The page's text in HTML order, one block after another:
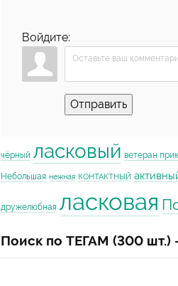
Войдите:
Отправить
чёрный ласковый ветеран
Небольшая нежная КОНТАКТНЫЙ
дружелюбная ласковая
Поиск по ТЕГАМ (300 шт.)